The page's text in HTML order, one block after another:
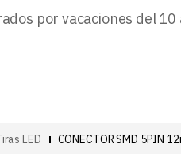
por vacaciones del
LED CONECTOR SMD 5PIN